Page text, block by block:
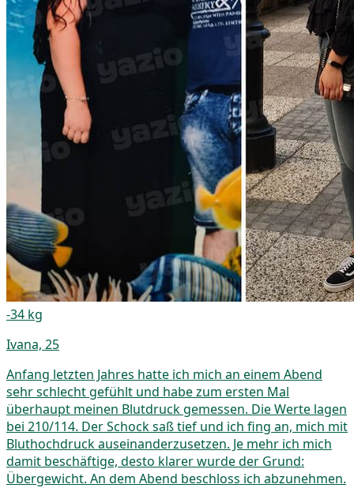
-34 kg
Ivana, 25
Anfang letzten Jahres hatte ich mich an einem Abend
sehr schlecht gefühlt und habe zum ersten Mal
überhaupt meinen Blutdruck gemessen. Die Werte lagen
bei 210/114. Der Schock saß tief und ich fing an, mich mit
Bluthochdruck auseinanderzusetzen. Je mehr ich mich
damit beschäftige, desto klarer wurde der Grund:
Übergewicht. An dem Abend beschloss ich abzunehmen.